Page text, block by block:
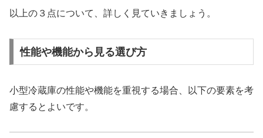
以上の３点について、詳しく見ていきましょう。
性能や機能から見る選び方
小型冷蔵庫の性能や機能を重視する場合、以下の要素を考
慮するとよいです。